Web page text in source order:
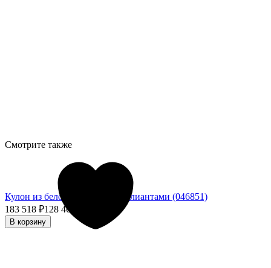
Кулон из белого золота с бриллиантами (046851)
183 518 ₽128 462,60
В корзину
Смотрите также